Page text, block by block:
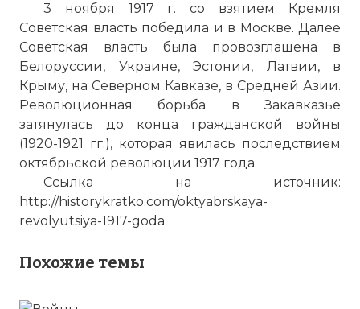
3 ноября 1917 г. со взятием Кремля
Советская власть победила и в Москве. Далее
Советская власть была провозглашена в
Белоруссии, Украине, Эстонии, Латвии, в
Крыму, на Северном Кавказе, в Средней Азии.
Революционная борьба в Закавказье
затянулась до конца гражданской войны
(1920-1921 гг.), которая явилась последствием
октябрьской революции 1917 года.
Ссылка на источник:
http://historykratko.com/oktyabrskaya-
revolyutsiya-1917-goda
Похожие темы